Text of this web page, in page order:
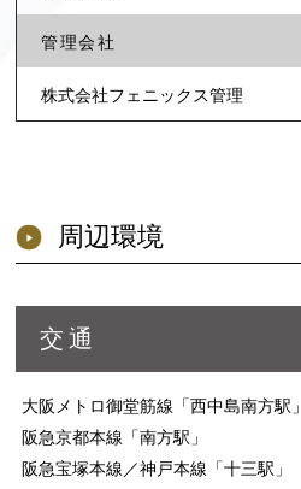
管理会社
株式会社フェニックス管理
周辺環境
交通
大阪メトロ御堂筋線「西中島南方駅」
阪急京都本線「南方駅」
阪急宝塚本線／神戸本線「十三駅」